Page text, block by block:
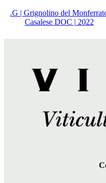
.G | Grignolino del
Casalese DOC | 2022